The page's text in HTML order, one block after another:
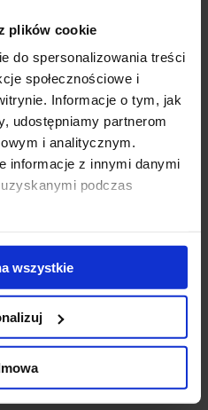
plików cookie
do spersonalizowania treści
społecznościowe i
Informacje o tym, jak
udostępniamy partnerom
i analitycznym.
informacje z innymi danymi
podczas
wszystkie
Modernizacja
kompleksu Diuna
- nowe centrum
konferencyjne
otwarte